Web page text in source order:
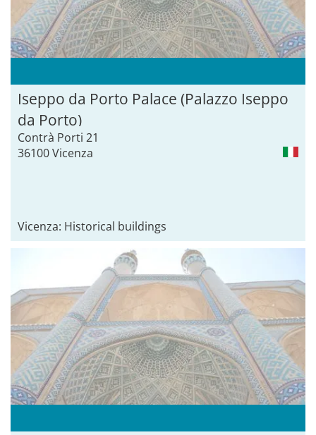
Iseppo da Porto Palace (Palazzo Iseppo
da Porto)
Contrà Porti 21
36100 Vicenza
Vicenza: Historical buildings